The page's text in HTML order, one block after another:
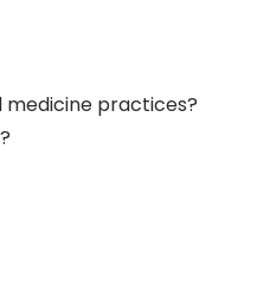
medicine practices?